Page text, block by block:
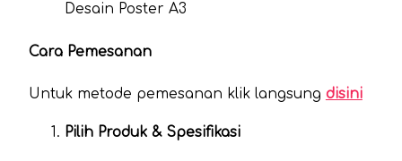
Desain Poster A3
Cara Pemesanan
Untuk metode pemesanan klik langsung disini
Pilih Produk & Spesifikasi